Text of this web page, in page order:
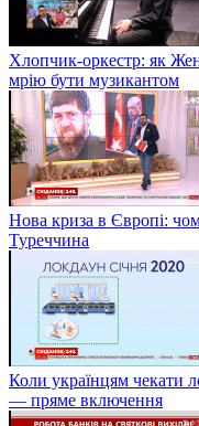
Хлопчик-оркестр: як
мрію бути музикантом
Нова криза в Європі:
Туреччина
Коли українцям чекати
— пряме включення